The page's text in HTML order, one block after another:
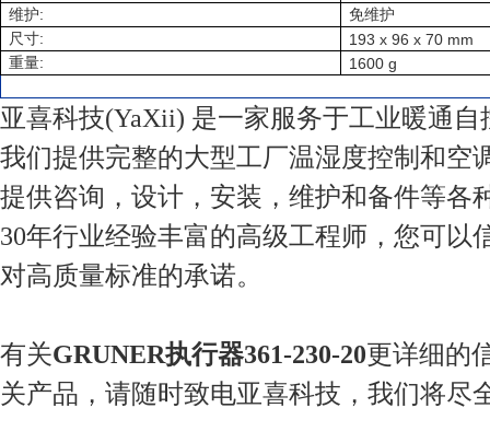
维护:
免维护
尺寸: 193 x 96 x 70 mm
重量: 1600 g
亚喜科技(YaXii) 是一家服务于工业暖通自
我们提供完整的大型工厂温湿度控制和空
提供咨询，设计，安装，维护和备件等各
30年行业经验丰富的高级工程师，您可以
对高质量标准的承诺。
有关GRUNER执行器361-230-20更详细的
关产品，请随时致电亚喜科技，我们将尽